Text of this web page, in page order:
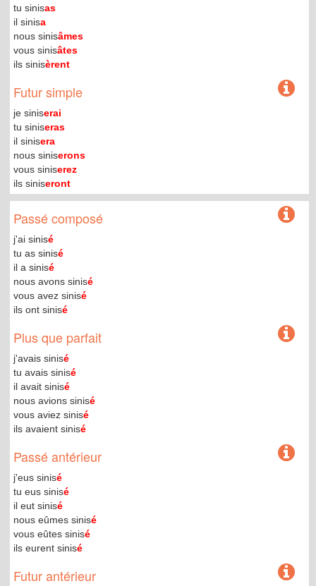
tu sinisas
il sinisa
nous sinisâmes
vous sinisâtes
ils sinisèrent
Futur simple
je siniserai
tu siniseras
il sinisera
nous siniserons
vous siniserez
ils siniseront
Passé composé
j'ai sinisé
tu as sinisé
il a sinisé
nous avons sinisé
vous avez sinisé
ils ont sinisé
Plus que parfait
j'avais sinisé
tu avais sinisé
il avait sinisé
nous avions sinisé
vous aviez sinisé
ils avaient sinisé
Passé antérieur
j'eus sinisé
tu eus sinisé
il eut sinisé
nous eûmes sinisé
vous eûtes sinisé
ils eurent sinisé
Futur antérieur